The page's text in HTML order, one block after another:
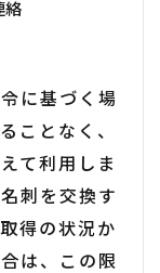
絡
に基づく場
ことなく、
て利用しま
刺を交換す
得の状況か
は、この限